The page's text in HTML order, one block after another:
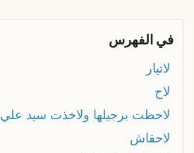
في الفهرس
لاتيار
لاح
لاحظت برجيلها ولاخذت سيد علي
لاحقاش